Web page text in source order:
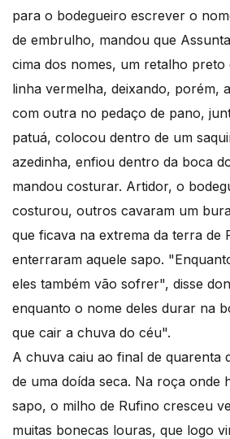
para o bodegueiro escrever o
de embrulho, mandou que
cima dos nomes, um retalho preto
linha vermelha, deixando, porém,
com outra no pedaço de pano,
patuá, colocou dentro de um
azedinha, enfiou dentro da boca
mandou costurar. Artidor, o
costurou, outros cavaram um
que ficava na extrema da terra de
enterraram aquele sapo.
eles também vão sofrer", disse
enquanto o nome deles durar na
que cair a chuva do céu".
A chuva caiu ao final de quarenta
de uma doída seca. Na roça onde
sapo, o milho de Rufino cresceu
muitas bonecas louras, que logo